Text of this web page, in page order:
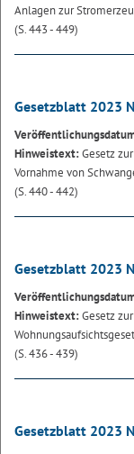
Anlagen zur
(S. 443 - 449)
Gesetzblatt 2023
Hinweistext:Gesetz
Vornahme von
(S. 440 - 442)
Gesetzblatt 2023
Hinweistext:Gesetz
(S. 436 - 439)
Gesetzblatt 2023